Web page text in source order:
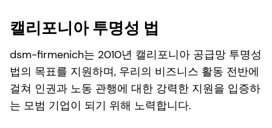
캘리포니아 투명성 법
dsm-firmenich는 2010년 캘리포니아 공급망 투명성
법의 목표를 지원하며, 우리의 비즈니스 활동 전반에
걸쳐 인권과 노동 관행에 대한 강력한 지원을 입증하
는 모범 기업이 되기 위해 노력합니다.